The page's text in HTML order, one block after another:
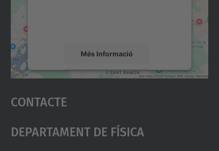
Més Informació
Accepta
powered by
Contacte
Departament De Física